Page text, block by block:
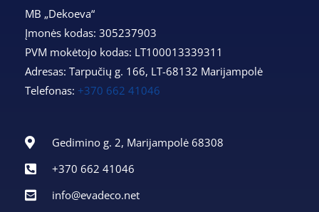
MB „Dekoeva“
Įmonės kodas: 305237903
PVM mokėtojo kodas: LT100013339311
Adresas: Tarpučių g. 166, LT-68132 Marijampolė
Telefonas: +370 662 41046
Gedimino g. 2, Marijampolė 68308
+370 662 41046
info@evadeco.net